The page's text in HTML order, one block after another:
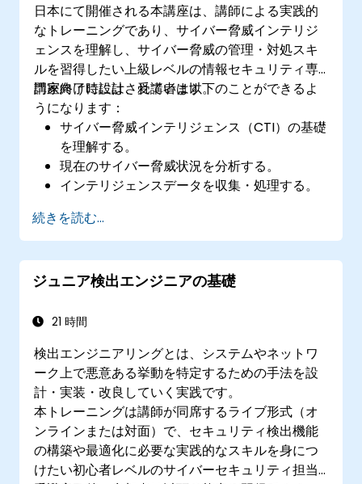
日本にて開催される本講座は、講師による実践的
なトレーニングであり、サイバー脅威インテリジ
ェンスを理解し、サイバー脅威の管理・対処スキ
ルを習得したい上級レベルの情報セキュリティ専
門家向けに設計されています。
講座終了時には、受講者は以下のことができるよ
うになります：
サイバー脅威インテリジェンス（CTI）の基礎
を理解する。
現在のサイバー脅威状況を分析する。
インテリジェンスデータを収集・処理する。
脅威インテリジェンスプラットフォーム
（TIP）を活用し、インテリジェンスプロセス
の自動化を実現する。
続きを読む...
ジュニア検出エンジニアの基礎
21 時間
​検出エンジニアリングとは、システムやネットワ
ーク上で悪意ある挙動を特定するための手法を設
計・実装・改良していく実践です。
本トレーニングは講師が同席するライブ形式（オ
ンラインまたは対面）で、セキュリティ検出機能
の構築や最適化に必要な実践的なスキルを身につ
けたい初心者レベルのサイバーセキュリティ担当